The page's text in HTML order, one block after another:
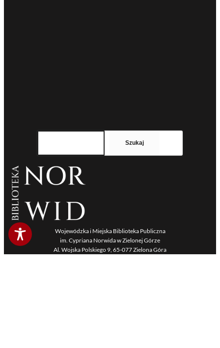
Szukaj
Wojewódzka i Miejska Biblioteka Publiczna
im. Cypriana Norwida w Zielonej Górze
Al. Wojska Polskiego 9, 65-077 Zielona Góra